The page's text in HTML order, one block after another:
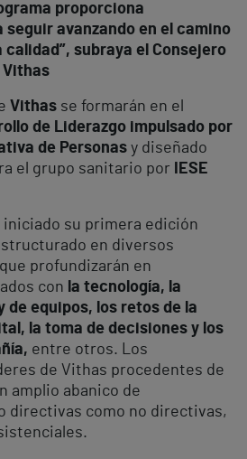
proporciona
avanzando en el camino
calidad”, subraya el Consejero
Vithas
Vithas se formarán en el
de Liderazgo impulsado por
de Personas y diseñado
el grupo sanitario por
IESE
iniciado su primera edición
en diversos
profundizarán en
con la tecnología, la
de equipos, los retos de la
la toma de decisiones y los
entre otros. Los
de Vithas procedentes de
amplio abanico de
directivas como no directivas,